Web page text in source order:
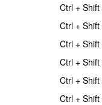
Ctrl +
Ctrl +
Ctrl +
Ctrl +
Ctrl +
Ctrl + Shift